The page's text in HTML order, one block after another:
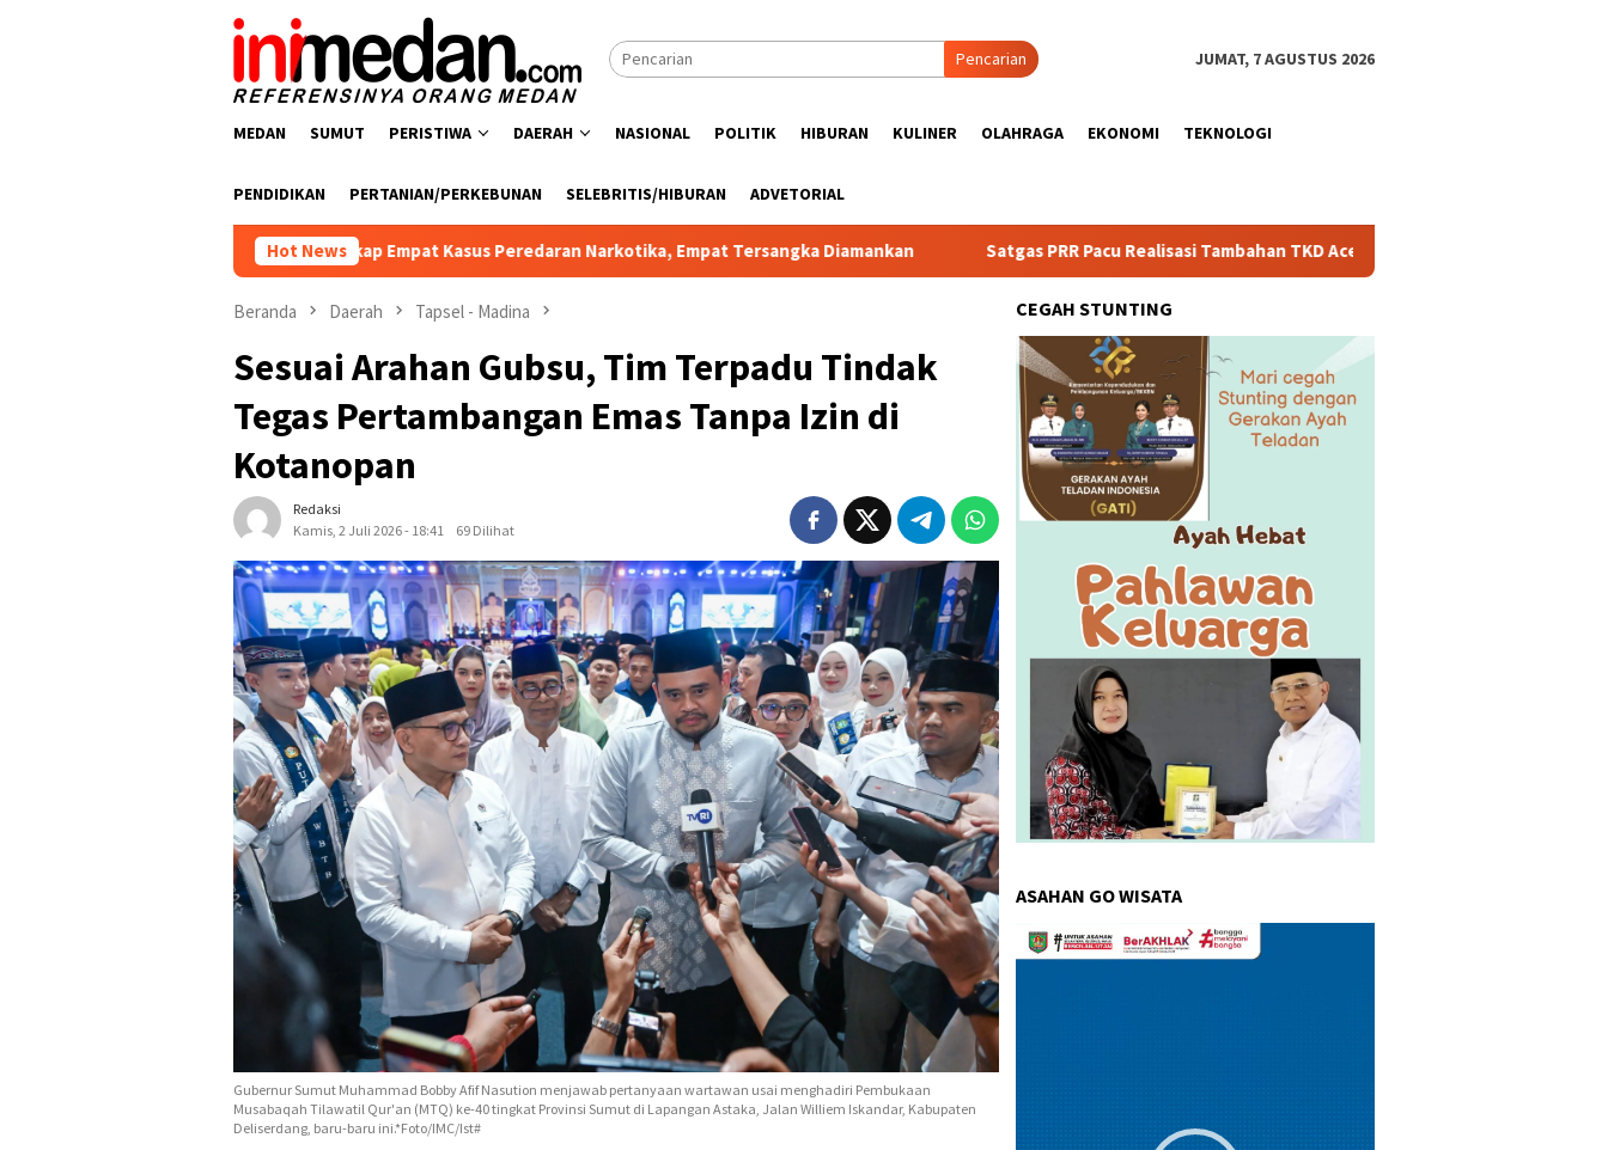
Pencarian JUMAT, 7 AGUSTUS 2026
MEDAN SUMUT PERISTIWA DAERAH NASIONAL POLITIK HIBURAN KULINER OLAHRAGA EKONOMI TEKNOLOGI
PENDIDIKAN PERTANIAN/PERKEBUNAN SELEBRITIS/HIBURAN ADVETORIAL
Hot News
Batu Bara Ungkap Empat Kasus Peredaran Narkotika, Empat Tersangka Diamankan Satgas PRR Pacu Realisasi Tambahan TKD Aceh Rp1,65 Triliun, Pastikan Transparan dan Terukur
Beranda Daerah Tapsel - Madina
Sesuai Arahan Gubsu, Tim Terpadu Tindak
Tegas Pertambangan Emas Tanpa Izin di
Kotanopan
Redaksi
Kamis, 2 Juli 2026 - 18:41
69 Dilihat
Gubernur Sumut Muhammad Bobby Afif Nasution menjawab pertanyaan wartawan usai menghadiri Pembukaan
Musabaqah Tilawatil Qur'an (MTQ) ke-40 tingkat Provinsi Sumut di Lapangan Astaka, Jalan Williem Iskandar, Kabupaten
Deliserdang, baru-baru ini.*Foto/IMC/Ist#
CEGAH STUNTING
ASAHAN GO WISATA
Pemutar
Video